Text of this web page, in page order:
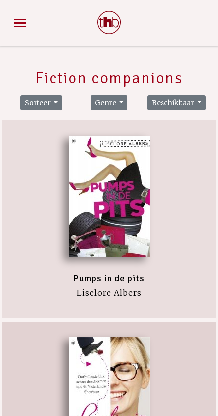
Fiction companions
Sorteer Genre Beschikbaar
Pumps in de pits
Liselore Albers